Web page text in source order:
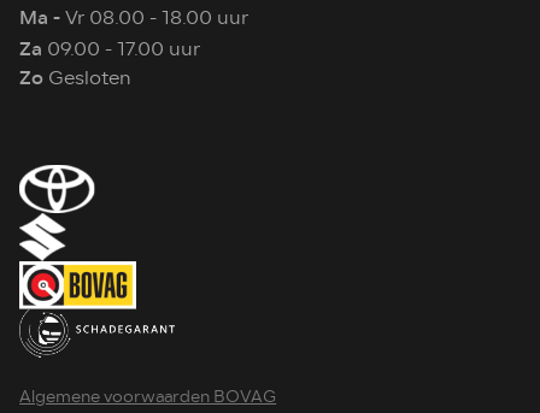
Ma -Vr 08.00 - 18.00 uur
Za 09.00 - 17.00 uur
Zo Gesloten
Algemene voorwaarden BOVAG